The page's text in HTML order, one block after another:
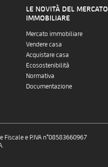
LE NOVITÀ DEL MERCATO
IMMOBILIARE
Mercato immobiliare
Vendere casa
Acquistare casa
Ecosostenibilità
Normativa
Documentazione
e P.IVA n°08583660967